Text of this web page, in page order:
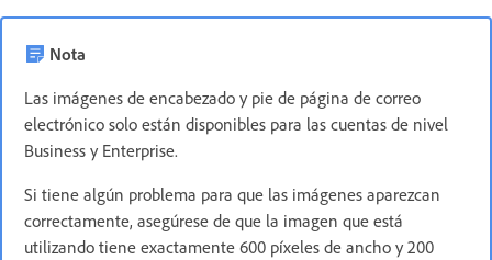
Nota
Las imágenes de encabezado y pie de página de correo
electrónico solo están disponibles para las cuentas de nivel
Business y Enterprise.
Si tiene algún problema para que las imágenes aparezcan
correctamente, asegúrese de que la imagen que está
utilizando tiene exactamente 600 píxeles de ancho y 200